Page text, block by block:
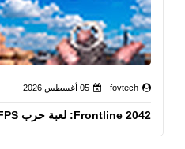
fovtech 05 أغسطس 2026
Frontline 2042: لعبة حرب FPS